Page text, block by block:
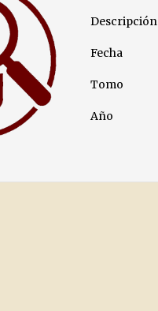
Descripción
Fecha
Tomo
Año